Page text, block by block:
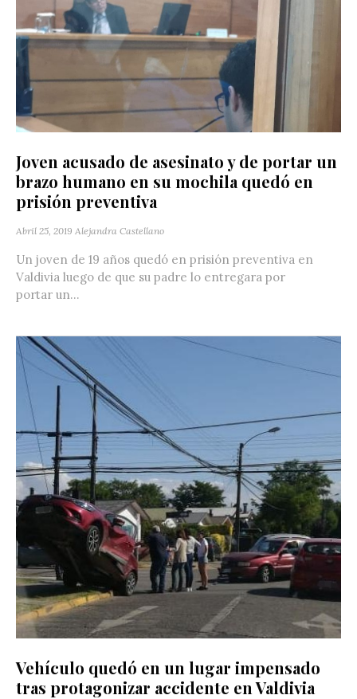
Joven acusado de asesinato y de portar un
brazo humano en su mochila quedó en
prisión preventiva
Abril 25, 2019 Alejandra Castellano
Un joven de 19 años quedó en prisión preventiva en
Valdivia luego de que su padre lo entregara por
portar un...
Vehículo quedó en un lugar impensado
tras protagonizar accidente en Valdivia